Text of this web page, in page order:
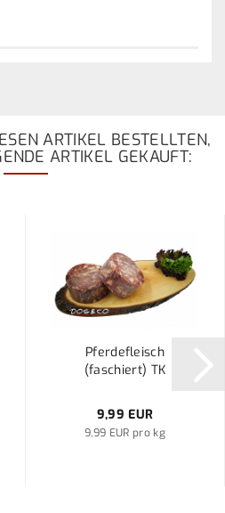
ARTIKEL BESTELLTEN,
ARTIKEL GEKAUFT:
Pferdefleisch
(faschiert) TK
9,99 EUR
9,99 EUR pro kg